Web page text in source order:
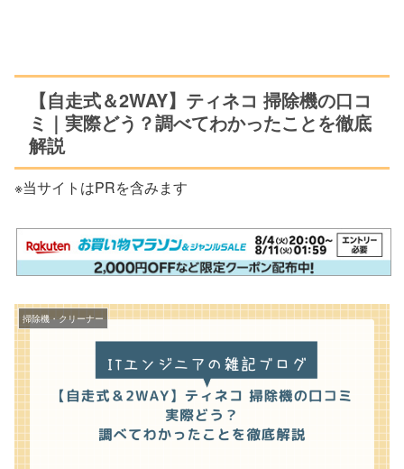
【自走式＆2WAY】ティネコ 掃除機の口コ
ミ｜実際どう？調べてわかったことを徹底
解説
※当サイトはPRを含みます
掃除機・クリーナー